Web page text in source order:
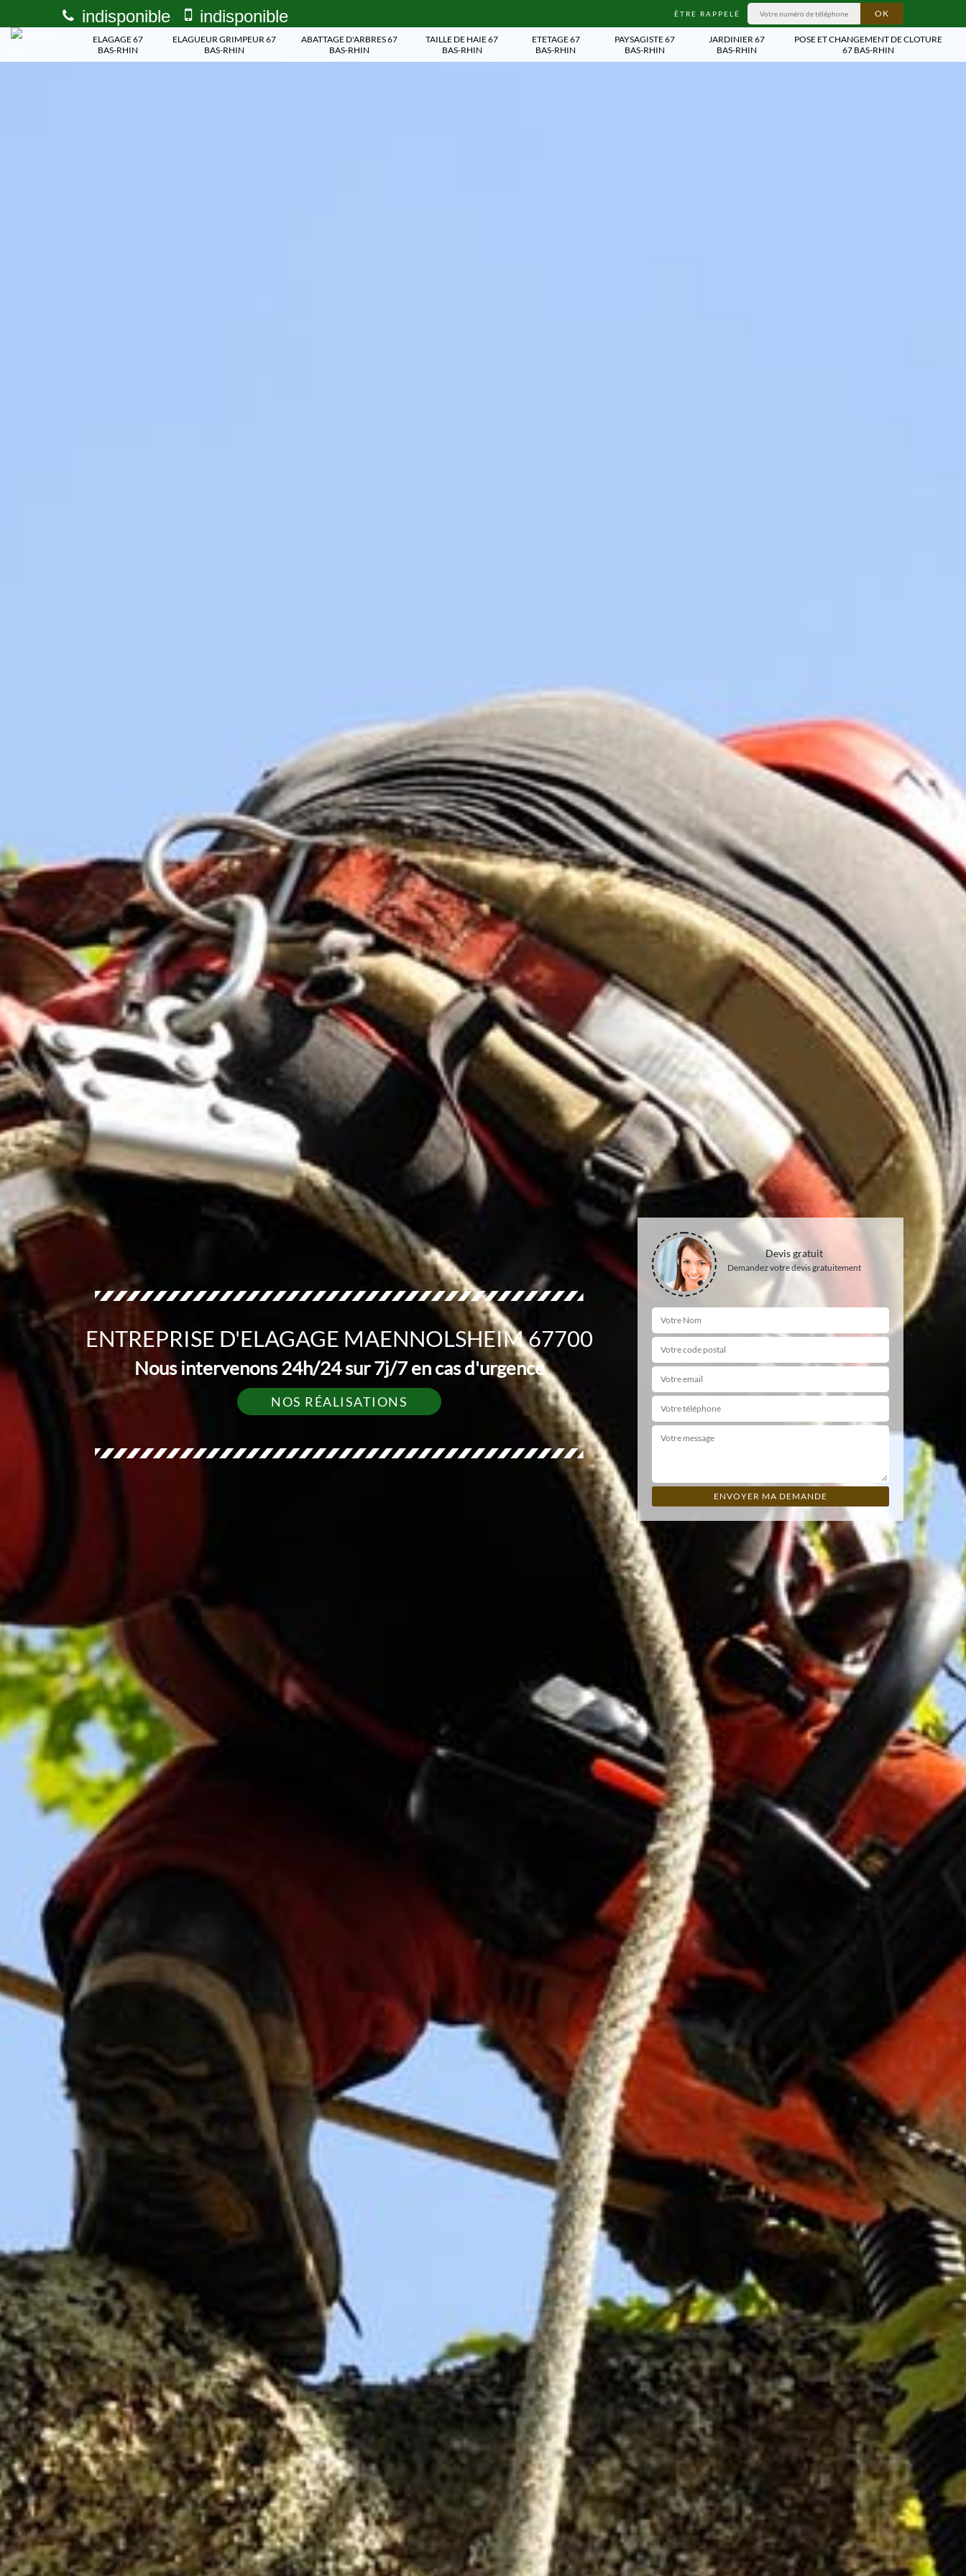
indisponible indisponible ÊTRE RAPPELÉ
ELAGAGE 67
BAS-RHIN
ELAGUEUR GRIMPEUR 67
BAS-RHIN
ABATTAGE D'ARBRES 67
BAS-RHIN
TAILLE DE HAIE 67
BAS-RHIN
ETETAGE 67
BAS-RHIN
PAYSAGISTE 67
BAS-RHIN
JARDINIER 67
BAS-RHIN
POSE ET CHANGEMENT DE CLOTURE
67 BAS-RHIN
ENTREPRISE D'ELAGAGE MAENNOLSHEIM 67700
Nous intervenons 24h/24 sur 7j/7 en cas d'urgence
NOS RÉALISATIONS
Devis gratuit
Demandez votre devis gratuitement